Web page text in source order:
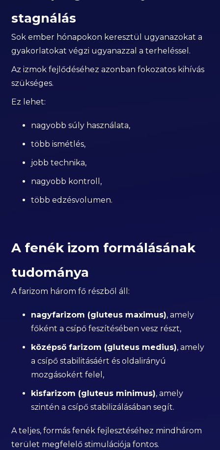
stagnálás
Sok ember hónapokon keresztül ugyanazokat a
gyakorlatokat végzi ugyanazzal a terheléssel.
Az izmok fejlődéséhez azonban fokozatos kihívás
szükséges.
Ez lehet:
nagyobb súly használata,
több ismétlés,
jobb technika,
nagyobb kontroll,
több edzésvolumen.
A fenék izom formálásának
tudománya
A farizom három fő részből áll:
nagyfarizom (gluteus maximus), amely
főként a csípő feszítésében vesz részt,
középső farizom (gluteus medius), amely
a csípő stabilitásáért és oldalirányú
mozgásokért felel,
kisfarizom (gluteus minimus), amely
szintén a csípő stabilizálásában segít.
A teljes, formás fenék fejlesztéséhez mindhárom
terület megfelelő stimulációja fontos.